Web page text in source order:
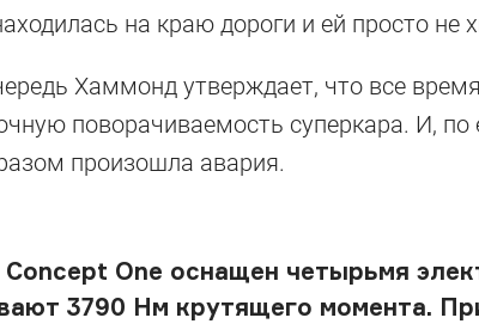
на краю дороги и ей просто не
Хаммонд утверждает, что все
поворачиваемость суперкара. И,
произошла авария.
Сoncept One оснащен четырьмя
3790 Нм крутящего момента.